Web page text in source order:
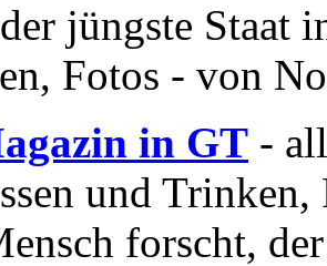
jüngste Staat
Fotos - von
in GT -
und
forscht,